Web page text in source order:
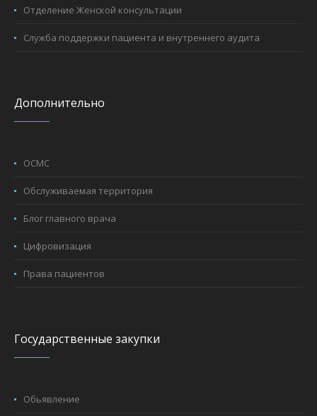
Отделение Женской консультации
Служба поддержки пациента и внутреннего аудита
Дополнительно
ОСМС
Обслуживаемая территория
Блог главного врача
Цифровизация
Права пациентов
Государственные закупки
Обьявление